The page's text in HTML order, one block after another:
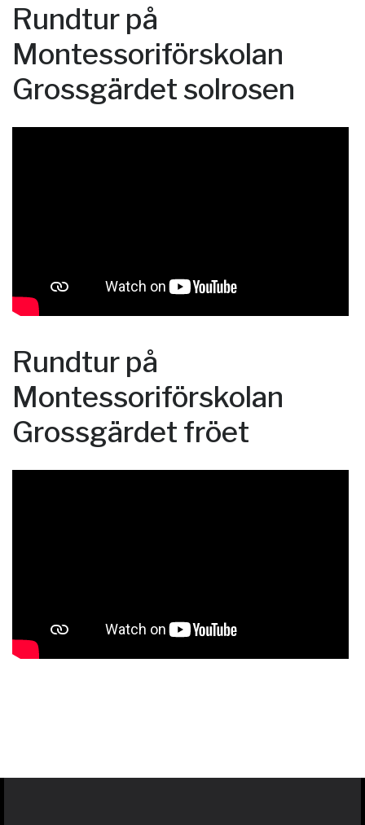
Rundtur på
Montessoriförskolan
Grossgärdet solrosen
Rundtur på
Montessoriförskolan
Grossgärdet fröet